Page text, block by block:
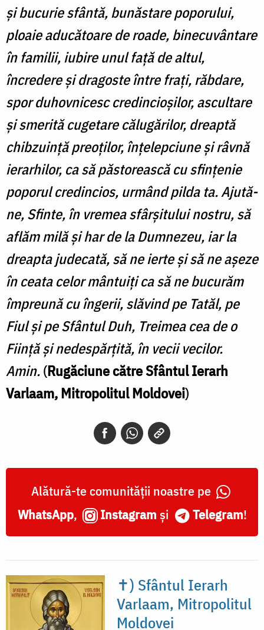
şi bucurie sfântă, bunăstare poporului,
ploaie aducătoare de roade, binecuvântare
în familii, iubire unul faţă de altul,
încredere şi dragoste între fraţi, răbdare,
spor duhovnicesc credincioşilor, ascultare
şi smerită cugetare călugărilor, dreaptă
chibzuinţă preoţilor, înţelepciune şi râvnă
ierarhilor, ca să păstorească cu sfinţenie
poporul credincios, urmând pilda ta. Ajută-
ne, Sfinte, în vremea sfârşitului nostru, să
aflăm milă şi har de la Dumnezeu, iar la
dreapta judecată, să ne ierte şi să ne aşeze
în ceata celor mântuiţi ca să ne bucurăm
împreună cu îngerii, slăvind pe Tatăl, pe
Fiul şi pe Sfântul Duh, Treimea cea de o
Fiinţă şi nedespărţită, în vecii vecilor.
Amin.(Rugăciune cătreSfântul Ierarh
Varlaam, Mitropolitul Moldovei)
Alătură-te comunității noastre pe
WhatsApp, Instagram și Telegram!
✝) Sfântul Ierarh
Varlaam, Mitropolitul
Moldovei